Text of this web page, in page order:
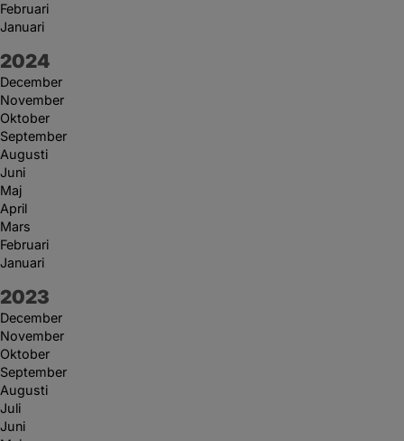
Februari
Januari
År:
2024
December
November
Oktober
September
Augusti
Juni
Maj
April
Mars
Februari
Januari
År:
2023
December
November
Oktober
September
Augusti
Juli
Juni